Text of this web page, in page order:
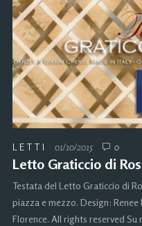
LETTI 01/10/2015 0
Letto Graticcio di
Testata del Letto Graticcio di
piazza e mezzo. Design: Renee
Florence. All rights reserved Su